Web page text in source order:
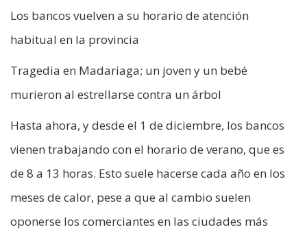
Los bancos vuelven a su horario de atención
habitual en la provincia
Tragedia en Madariaga; un joven y un bebé
murieron al estrellarse contra un árbol
Hasta ahora, y desde el 1 de diciembre, los bancos
vienen trabajando con el horario de verano, que es
de 8 a 13 horas. Esto suele hacerse cada año en los
meses de calor, pese a que al cambio suelen
oponerse los comerciantes en las ciudades más